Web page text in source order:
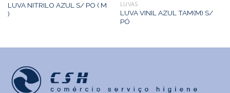
LUVA NITRILO AZUL S/ PO ( M
)
LUVAS
LUVA VINIL AZUL TAM(M) S/
PÓ